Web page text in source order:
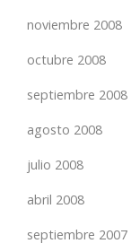
noviembre 2008
octubre 2008
septiembre 2008
agosto 2008
julio 2008
abril 2008
septiembre 2007